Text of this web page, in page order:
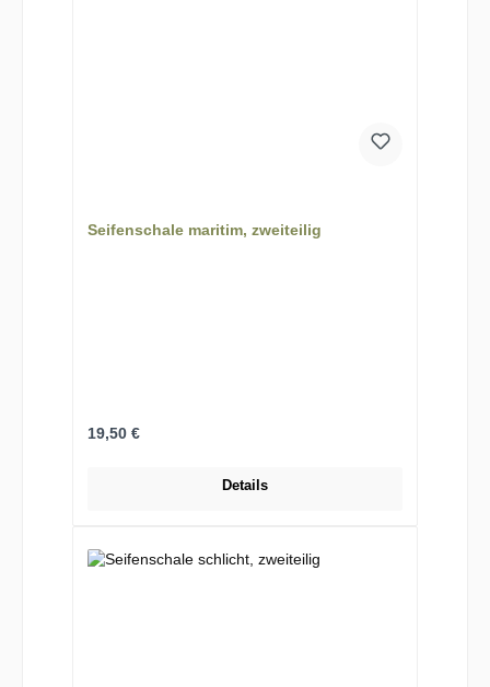
Seifenschale maritim, zweiteilig
Regulärer Preis:
19,50 €
Details